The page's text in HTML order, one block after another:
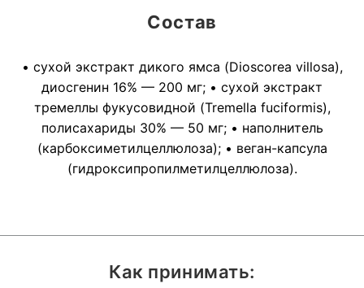
Как принимать:
Состав
• сухой экстракт дикого ямса (Dioscorea villosa),
диосгенин 16% — 200 мг; • сухой экстракт
тремеллы фукусовидной (Tremella fuciformis),
полисахариды 30% — 50 мг; • наполнитель
(карбоксиметилцеллюлоза); • веган-капсула
(гидроксипропилметилцеллюлоза).